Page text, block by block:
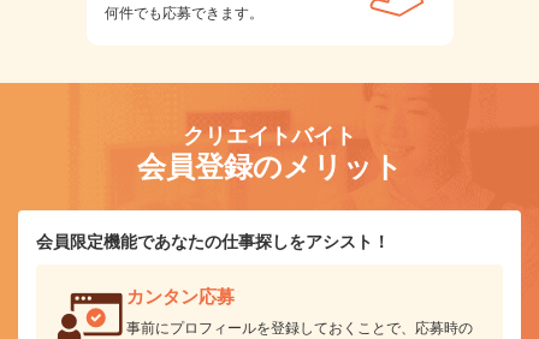
何件でも応募できます。
クリエイトバイト
会員登録のメリット
会員限定機能であなたの仕事探しをアシスト！
カンタン応募
事前にプロフィールを登録しておくことで、応募時の